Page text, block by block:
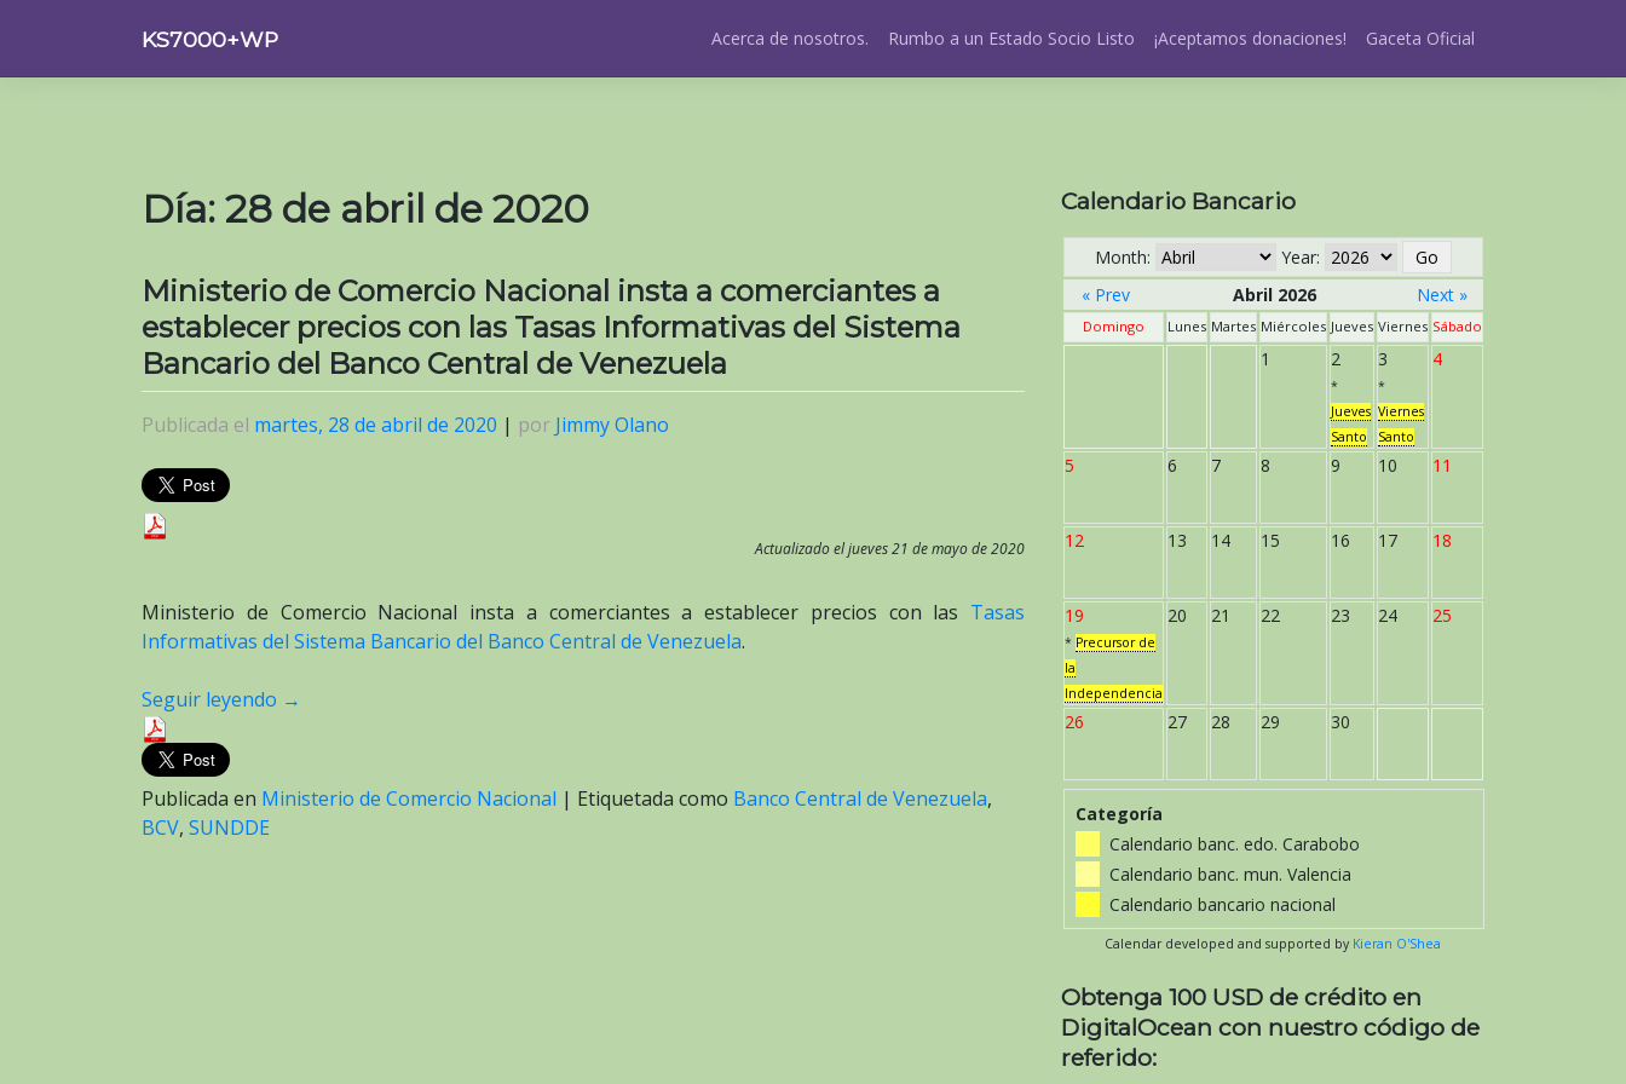
contenido
KS7000+WP Acerca de nosotros. Rumbo a un Estado Socio Listo ¡Aceptamos donaciones! Gaceta Oficial
Día: 28 de abril de 2020
Ministerio de Comercio Nacional insta a comerciantes a
establecer precios con las Tasas Informativas del Sistema
Bancario del Banco Central de Venezuela
Publicada el martes, 28 de abril de 2020 | por Jimmy Olano
Actualizado el jueves 21 de mayo de 2020
Ministerio de Comercio Nacional insta a comerciantes a establecer precios con las Tasas
Informativas del Sistema Bancario del Banco Central de Venezuela.
Seguir leyendo →
Publicada en Ministerio de Comercio Nacional | Etiquetada como Banco Central de Venezuela,
BCV, SUNDDE
Calendario Bancario
Month:
Year:
« Prev
Abril 2026 Next »
Domingo Lunes Martes Miércoles Jueves Viernes Sábado
1 2
*
Jueves
Santo
3
*
Viernes
Santo
4
5 6 7 8 9 10 11
12 13 14 15 16 17 18
19
* Precursor de
la
Independencia
20 21 22 23 24 25
26 27 28 29 30
Categoría
Calendario banc. edo. Carabobo
Calendario banc. mun. Valencia
Calendario bancario nacional
Calendar developed and supported by Kieran O'Shea
Obtenga 100 USD de crédito en
DigitalOcean con nuestro código de
referido: